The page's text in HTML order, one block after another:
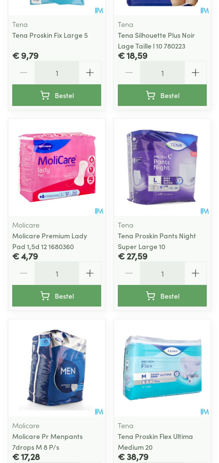
Tena
Tena Proskin Fix Large 5
€ 9,79
Bestel
Tena
Tena Silhouette Plus Noir
Lage Taille l 10 780223
€ 18,59
Bestel
Molicare
Molicare Premium Lady
Pad 1,5d 12 1680360
€ 4,79
Bestel
Tena
Tena Proskin Pants Night
Super Large 10
€ 27,59
Bestel
Molicare
Molicare Pr Menpants
7drops M 8 P/s
€ 17,28
Tena
Tena Proskin Flex Ultima
Medium 20
€ 38,79